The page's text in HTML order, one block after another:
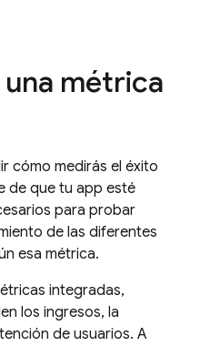
métrica
cómo medirás el éxito
de que tu app esté
para probar
de las diferentes
esa métrica.
integradas,
los ingresos, la
de usuarios. A